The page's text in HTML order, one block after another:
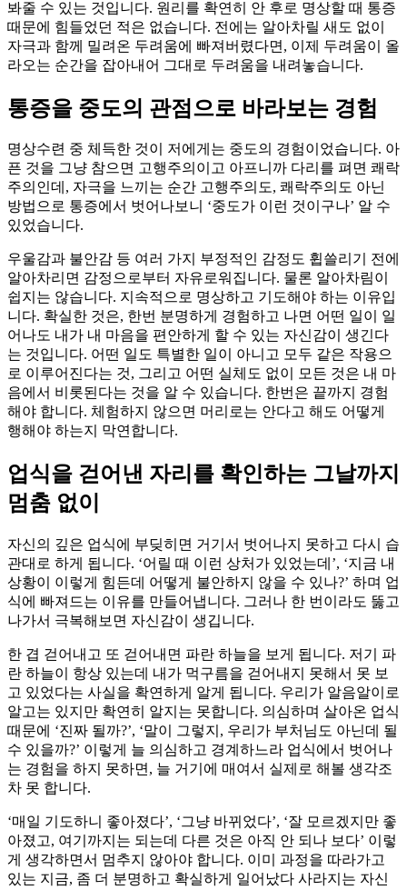
봐줄 수 있는 것입니다. 원리를 확연히 안 후로 명상할 때 통증
때문에 힘들었던 적은 없습니다. 전에는 알아차릴 새도 없이
자극과 함께 밀려온 두려움에 빠져버렸다면, 이제 두려움이 올
라오는 순간을 잡아내어 그대로 두려움을 내려놓습니다.
통증을 중도의 관점으로 바라보는 경험
명상수련 중 체득한 것이 저에게는 중도의 경험이었습니다. 아
픈 것을 그냥 참으면 고행주의이고 아프니까 다리를 펴면 쾌락
주의인데, 자극을 느끼는 순간 고행주의도, 쾌락주의도 아닌
방법으로 통증에서 벗어나보니 ‘중도가 이런 것이구나’ 알 수
있었습니다.
우울감과 불안감 등 여러 가지 부정적인 감정도 휩쓸리기 전에
알아차리면 감정으로부터 자유로워집니다. 물론 알아차림이
쉽지는 않습니다. 지속적으로 명상하고 기도해야 하는 이유입
니다. 확실한 것은, 한번 분명하게 경험하고 나면 어떤 일이 일
어나도 내가 내 마음을 편안하게 할 수 있는 자신감이 생긴다
는 것입니다. 어떤 일도 특별한 일이 아니고 모두 같은 작용으
로 이루어진다는 것, 그리고 어떤 실체도 없이 모든 것은 내 마
음에서 비롯된다는 것을 알 수 있습니다. 한번은 끝까지 경험
해야 합니다. 체험하지 않으면 머리로는 안다고 해도 어떻게
행해야 하는지 막연합니다.
업식을 걷어낸 자리를 확인하는 그날까지
멈춤 없이
자신의 깊은 업식에 부딪히면 거기서 벗어나지 못하고 다시 습
관대로 하게 됩니다. ‘어릴 때 이런 상처가 있었는데’, ‘지금 내
상황이 이렇게 힘든데 어떻게 불안하지 않을 수 있나?’ 하며 업
식에 빠져드는 이유를 만들어냅니다. 그러나 한 번이라도 뚫고
나가서 극복해보면 자신감이 생깁니다.
한 겹 걷어내고 또 걷어내면 파란 하늘을 보게 됩니다. 저기 파
란 하늘이 항상 있는데 내가 먹구름을 걷어내지 못해서 못 보
고 있었다는 사실을 확연하게 알게 됩니다. 우리가 알음알이로
알고는 있지만 확연히 알지는 못합니다. 의심하며 살아온 업식
때문에 ‘진짜 될까?’, ‘말이 그렇지, 우리가 부처님도 아닌데 될
수 있을까?’ 이렇게 늘 의심하고 경계하느라 업식에서 벗어나
는 경험을 하지 못하면, 늘 거기에 매여서 실제로 해볼 생각조
차 못 합니다.
‘매일 기도하니 좋아졌다’, ‘그냥 바뀌었다’, ‘잘 모르겠지만 좋
아졌고, 여기까지는 되는데 다른 것은 아직 안 되나 보다’ 이렇
게 생각하면서 멈추지 않아야 합니다. 이미 과정을 따라가고
있는 지금, 좀 더 분명하고 확실하게 일어났다 사라지는 자신